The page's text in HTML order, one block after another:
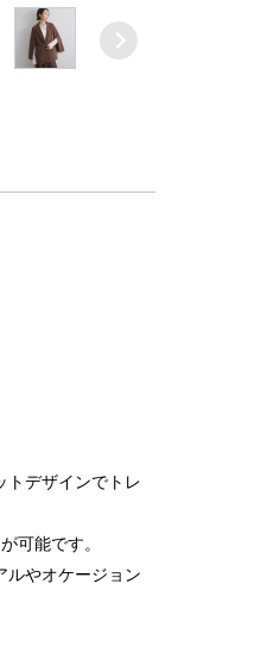
トデザインでトレ
可能です。
ルやオケージョン